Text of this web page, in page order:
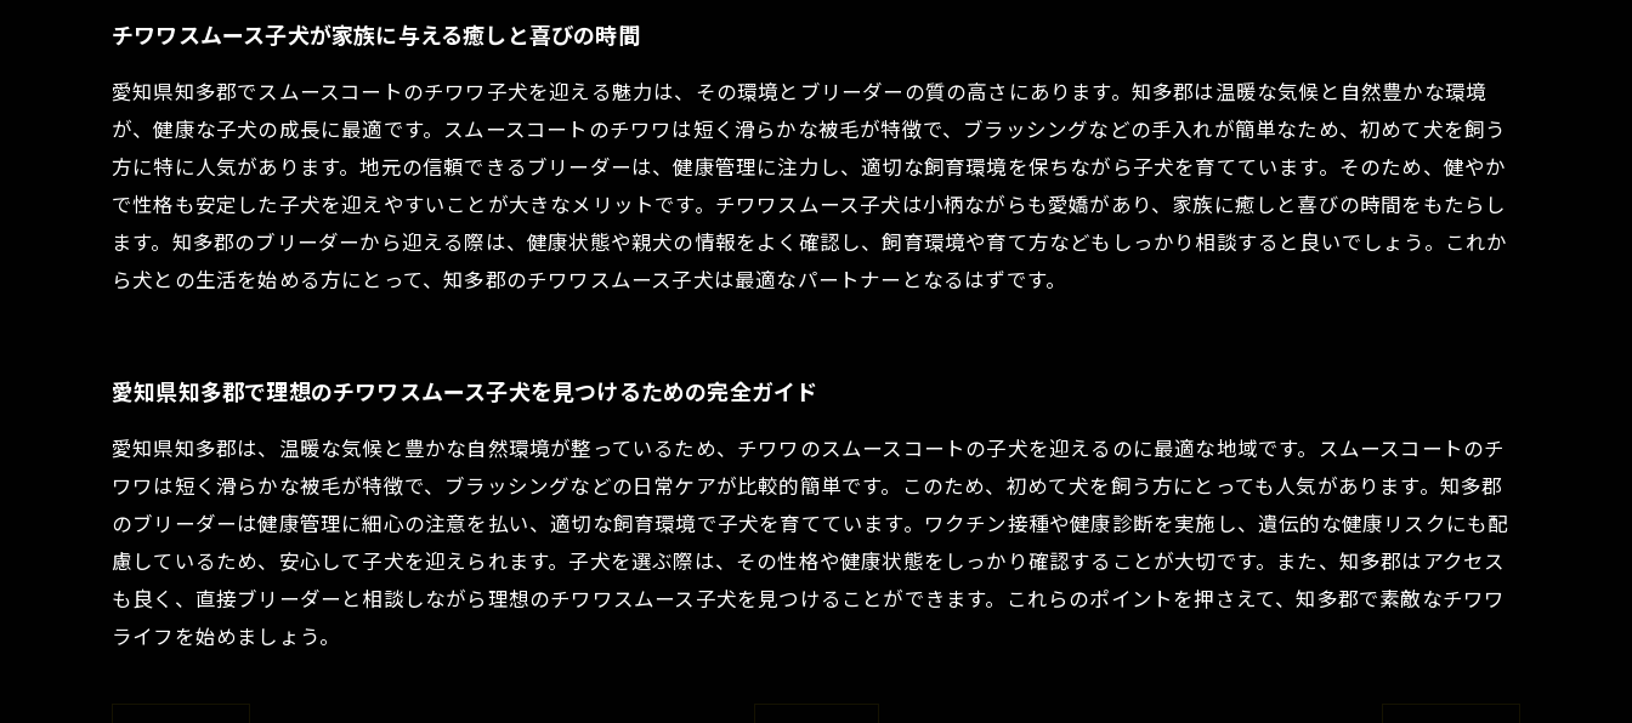
チワワスムース子犬が家族に与える癒しと喜びの時間
愛知県知多郡でスムースコートのチワワ子犬を迎える魅力は、その環境とブリーダーの質の高さにあります。知多郡は温暖な気候と自然豊かな環境
が、健康な子犬の成長に最適です。スムースコートのチワワは短く滑らかな被毛が特徴で、ブラッシングなどの手入れが簡単なため、初めて犬を飼う
方に特に人気があります。地元の信頼できるブリーダーは、健康管理に注力し、適切な飼育環境を保ちながら子犬を育てています。そのため、健やか
で性格も安定した子犬を迎えやすいことが大きなメリットです。チワワスムース子犬は小柄ながらも愛嬌があり、家族に癒しと喜びの時間をもたらし
ます。知多郡のブリーダーから迎える際は、健康状態や親犬の情報をよく確認し、飼育環境や育て方などもしっかり相談すると良いでしょう。これか
ら犬との生活を始める方にとって、知多郡のチワワスムース子犬は最適なパートナーとなるはずです。
愛知県知多郡で理想のチワワスムース子犬を見つけるための完全ガイド
愛知県知多郡は、温暖な気候と豊かな自然環境が整っているため、チワワのスムースコートの子犬を迎えるのに最適な地域です。スムースコートのチ
ワワは短く滑らかな被毛が特徴で、ブラッシングなどの日常ケアが比較的簡単です。このため、初めて犬を飼う方にとっても人気があります。知多郡
のブリーダーは健康管理に細心の注意を払い、適切な飼育環境で子犬を育てています。ワクチン接種や健康診断を実施し、遺伝的な健康リスクにも配
慮しているため、安心して子犬を迎えられます。子犬を選ぶ際は、その性格や健康状態をしっかり確認することが大切です。また、知多郡はアクセス
も良く、直接ブリーダーと相談しながら理想のチワワスムース子犬を見つけることができます。これらのポイントを押さえて、知多郡で素敵なチワワ
ライフを始めましょう。